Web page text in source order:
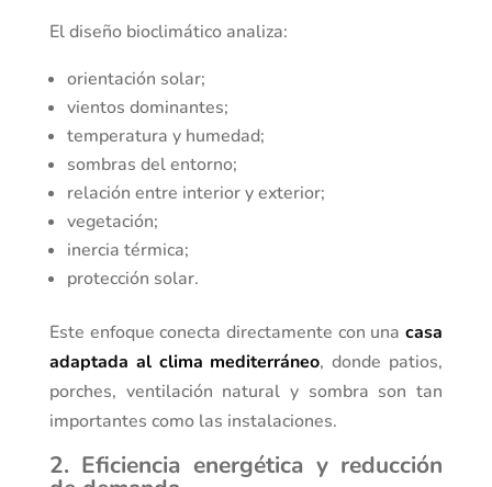
El diseño bioclimático analiza:
orientación solar;
vientos dominantes;
temperatura y humedad;
sombras del entorno;
relación entre interior y exterior;
vegetación;
inercia térmica;
protección solar.
Este enfoque conecta directamente con unacasa
adaptada al clima mediterráneo, donde patios,
porches, ventilación natural y sombra son tan
importantes como las instalaciones.
2. Eficiencia energética y reducción